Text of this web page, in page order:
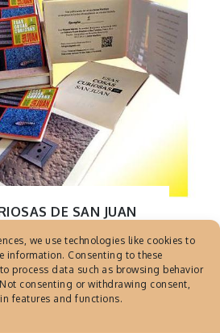
we use technologies like cookies to
information. Consenting to these
process data such as browsing behavior
consenting or withdrawing consent,
features and functions.
DE SAN JUAN
de San
Rico
Cronica Urbana
con historia y de una